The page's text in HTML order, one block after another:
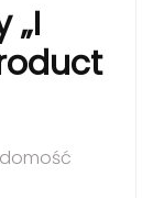
„I